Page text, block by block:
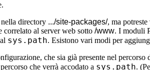
directory .../site-packages/, ma
correlato al server web sotto /www. I moduli
sys.path. Esistono vari modi per
che sia già presente nel
che verrà accodato a sys.path.